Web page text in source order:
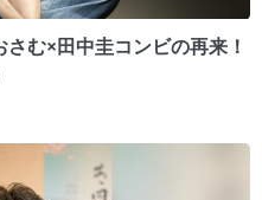
さむ×田中圭コンビの再来！